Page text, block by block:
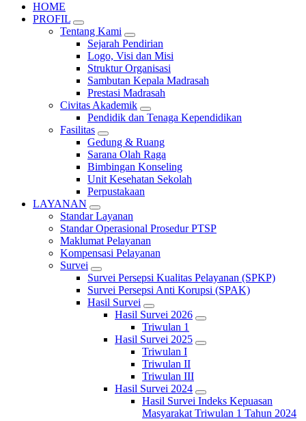
HOME
PROFIL
Tentang Kami
Sejarah Pendirian
Logo, Visi dan Misi
Struktur Organisasi
Sambutan Kepala Madrasah
Prestasi Madrasah
Civitas Akademik
Pendidik dan Tenaga Kependidikan
Fasilitas
Gedung & Ruang
Sarana Olah Raga
Bimbingan Konseling
Unit Kesehatan Sekolah
Perpustakaan
LAYANAN
Standar Layanan
Standar Operasional Prosedur PTSP
Maklumat Pelayanan
Kompensasi Pelayanan
Survei
Survei Persepsi Kualitas Pelayanan (SPKP)
Survei Persepsi Anti Korupsi (SPAK)
Hasil Survei
Hasil Survei 2026
Triwulan 1
Hasil Survei 2025
Triwulan I
Triwulan II
Triwulan III
Hasil Survei 2024
Hasil Survei Indeks Kepuasan
Masyarakat Triwulan 1 Tahun 2024